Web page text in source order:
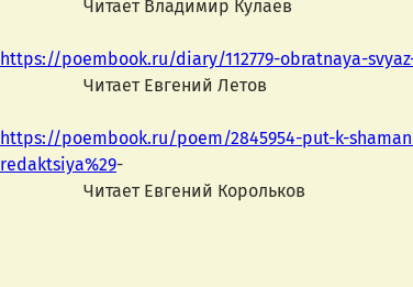
                   Читает Владимир Кулаев
https://poembook.ru/diary/112779-obratnaya-
                   Читает Евгений Летов
https://poembook.ru/poem/2845954-put-k-
redaktsiya%29-
                   Читает Евгений Корольков